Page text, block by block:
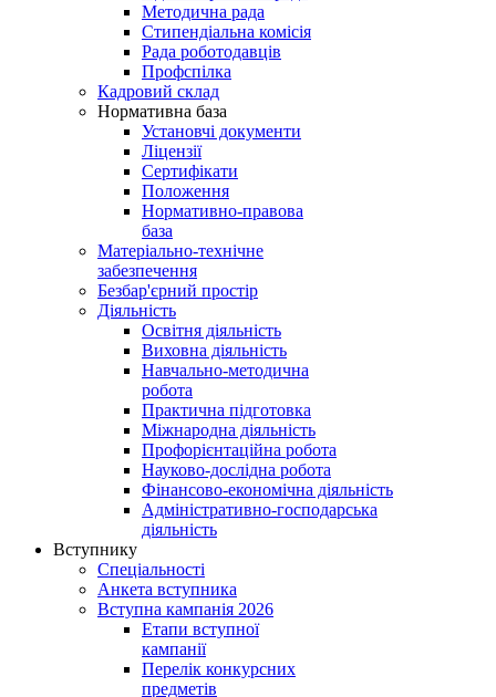
Методична рада
Стипендіальна комісія
Рада роботодавців
Профспілка
Кадровий склад
Нормативна база
Установчі документи
Ліцензії
Сертифікати
Положення
Нормативно-правова
база
Матеріально-технічне
забезпечення
Безбар'єрний простір
Діяльність
Освітня діяльність
Виховна діяльність
Навчально-методична
робота
Практична підготовка
Міжнародна діяльність
Профорієнтаційна робота
Науково-дослідна робота
Фінансово-економічна діяльність
Адміністративно-господарська
діяльність
Вступнику
Спеціальності
Анкета вступника
Вступна кампанія 2026
Етапи вступної
кампанії
Перелік конкурсних
предметів